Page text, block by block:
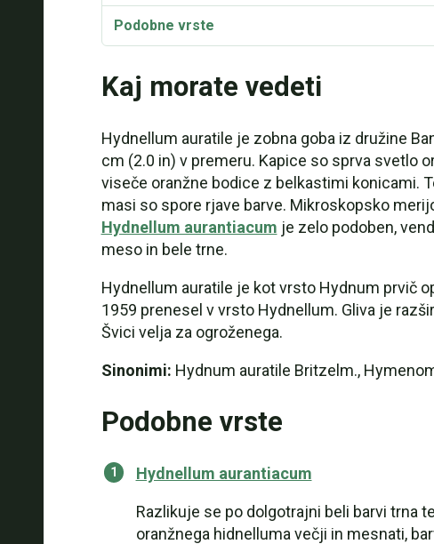
Podobne vrste
Kaj morate vedeti
Hydnellum auratile je zobna goba iz družine
cm (2.0 in) v premeru. Kapice so sprva svetlo
viseče oranžne bodice z belkastimi konicami.
masi so spore rjave barve. Mikroskopsko
Hydnellum aurantiacum je zelo podoben,
meso in bele trne.
Hydnellum auratile je kot vrsto Hydnum prvič
1959 prenesel v vrsto Hydnellum. Gliva je
Švici velja za ogroženega.
Sinonimi: Hydnum auratile Britzelm.,
Podobne vrste
Hydnellum aurantiacum
Razlikuje se po dolgotrajni beli barvi trna
oranžnega hidnelluma večji in mesnati,